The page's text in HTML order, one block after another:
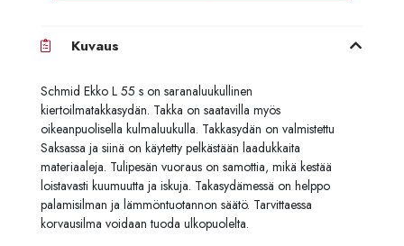
Kuvaus
Schmid Ekko L 55 s on saranaluukullinen
kiertoilmatakkasydän. Takka on saatavilla myös
oikeanpuolisella kulmaluukulla. Takkasydän on valmistettu
Saksassa ja siinä on käytetty pelkästään laadukkaita
materiaaleja. Tulipesän vuoraus on samottia, mikä kestää
loistavasti kuumuutta ja iskuja. Takasydämessä on helppo
palamisilman ja lämmöntuotannon säätö. Tarvittaessa
korvausilma voidaan tuoda ulkopuolelta.